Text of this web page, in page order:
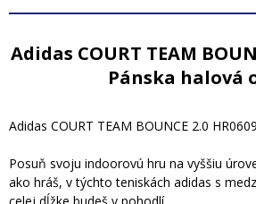
Adidas COURT TEAM
Pánska halová
Adidas COURT TEAM BOUNCE 2.0
Posuň svoju indoorovú hru na vyššiu
ako hráš, v týchto teniskách adidas s